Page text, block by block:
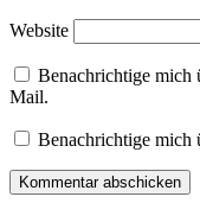
Website
Benachrichtige mich
Mail.
Benachrichtige mich